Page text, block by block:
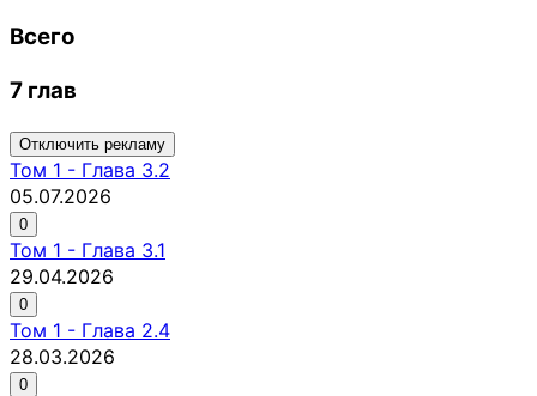
Всего
7 глав
Отключить рекламу
Том 1 - Глава 3.2
05.07.2026
0
Том 1 - Глава 3.1
29.04.2026
0
Том 1 - Глава 2.4
28.03.2026
0